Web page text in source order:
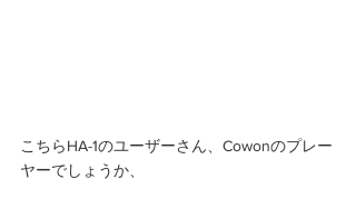
こちらHA-1のユーザーさん、Cowonのプレー
ヤーでしょうか、